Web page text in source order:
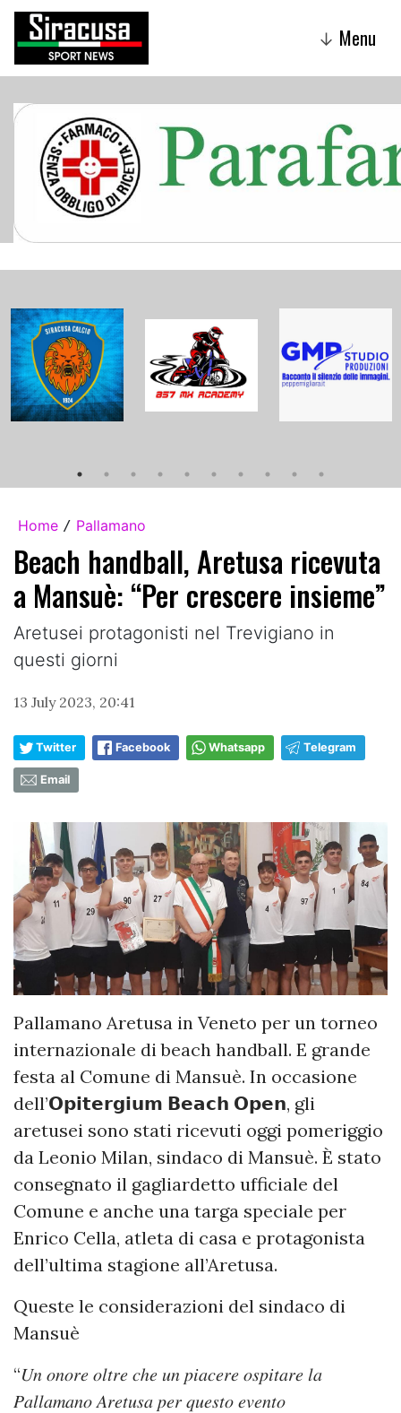
↓ Menu
Home / Pallamano
Beach handball, Aretusa ricevuta
a Mansuè: “Per crescere insieme”
Aretusei protagonisti nel Trevigiano in
questi giorni
13 July 2023, 20:41
Twitter Facebook Whatsapp Telegram
Email
Pallamano Aretusa in Veneto per un torneo
internazionale di beach handball. E grande
festa al Comune di Mansuè. In occasione
dell’𝗢𝗽𝗶𝘁𝗲𝗿𝗴𝗶𝘂𝗺 𝗕𝗲𝗮𝗰𝗵 𝗢𝗽𝗲𝗻, gli
aretusei sono stati ricevuti oggi pomeriggio
da Leonio Milan, sindaco di Mansuè. È stato
consegnato il gagliardetto ufficiale del
Comune e anche una targa speciale per
Enrico Cella, atleta di casa e protagonista
dell’ultima stagione all’Aretusa.
Queste le considerazioni del sindaco di
Mansuè
“𝑈𝑛 𝑜𝑛𝑜𝑟𝑒 𝑜𝑙𝑡𝑟𝑒 𝑐ℎ𝑒 𝑢𝑛 𝑝𝑖𝑎𝑐𝑒𝑟𝑒 𝑜𝑠𝑝𝑖𝑡𝑎𝑟𝑒 𝑙𝑎
𝑃𝑎𝑙𝑙𝑎𝑚𝑎𝑛𝑜 𝐴𝑟𝑒𝑡𝑢𝑠𝑎 𝑝𝑒𝑟 𝑞𝑢𝑒𝑠𝑡𝑜 𝑒𝑣𝑒𝑛𝑡𝑜